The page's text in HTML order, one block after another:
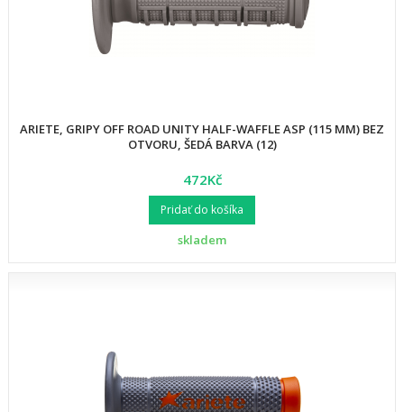
ARIETE, GRIPY OFF ROAD UNITY HALF-WAFFLE ASP (115 MM) BEZ
OTVORU, ŠEDÁ BARVA (12)
472Kč
Pridať do košíka
skladem